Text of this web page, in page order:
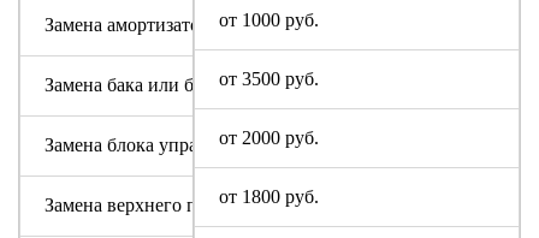
от 1000 руб.
от 3500 руб.
от 2000 руб.
от 1800 руб.
Замена амортизаторов
Замена бака или барабана
Замена блока управления или индикации
Замена верхнего противовеса